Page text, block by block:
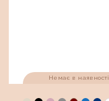
Немає в наявності